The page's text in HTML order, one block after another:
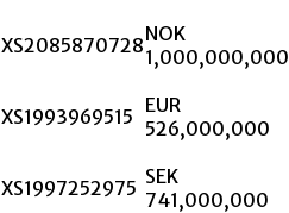
XS2085870728NOK
1,000,000,000
XS1993969515 EUR
526,000,000
XS1997252975 SEK
741,000,000